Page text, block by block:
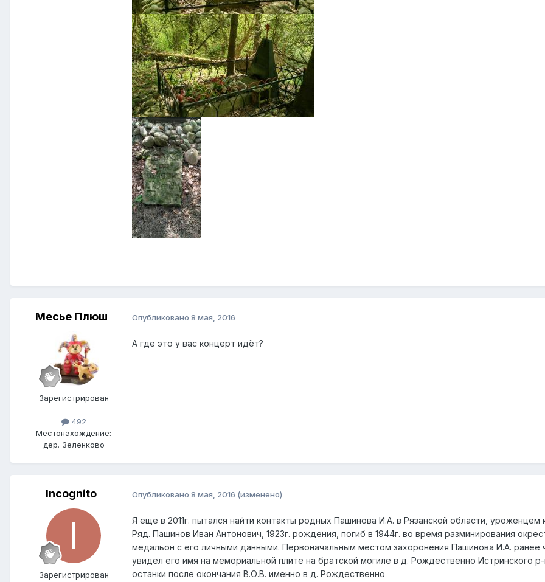
Месье Плюш
Зарегистрирован
492
Местонахождение:
дер. Зеленково
Опубликовано 8 мая, 2016
А где это у вас концерт идёт?
Incognito
Зарегистрирован
Опубликовано 8 мая, 2016 (изменено)
Я еще в 2011г. пытался найти контакты родных Пашинова И.А. в Рязанской области,
Ряд. Пашинов Иван Антонович, 1923г. рождения, погиб в 1944г. во время разминирования
медальон с его личными данными. Первоначальным местом захоронения Пашинова И.А. ранее
увидел его имя на мемориальной плите на братской могиле в д. Рождественно Истринского
останки после окончания В.О.В. именно в д. Рождественно